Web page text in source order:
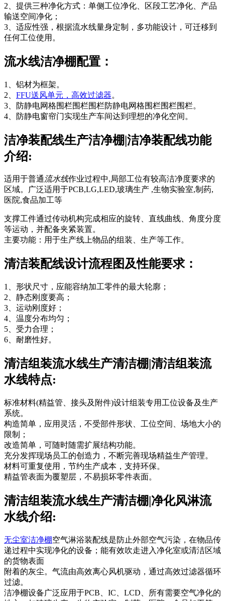
2、提供三种净化方式：单侧工位净化、区段工艺净化、产品
输送空间净化；
3、适应性强，根据流水线量身定制，多功能设计，可迁移到
任何工位使用。
流水线洁净棚配置：
1、铝材为框架。
2、 FFU送风单元， 高效过滤器。
3、防静电网格围栏围栏围栏防静电网格围栏围栏围栏。
4、防静电窗帘门实现生产车间达到理想的净化空间。
洁净装配线生产洁净棚|洁净装配线功能
介绍:
适用于普通流水线作业过程中,局部工位有较高洁净度要求的
区域。广泛适用于PCB,LG,LED,玻璃生产 ,生物实验室,制药,
医院,食品加工等
支撑工件通过传动机构完成相应的旋转、直线曲线、角度分度
等运动，并配备夹紧装置。
主要功能：用于生产线上物品的组装、生产等工作。
清洁装配线设计流程图及性能要求：
1、形状尺寸，应能容纳加工零件的最大轮廓；
2、静态刚度要高；
3、运动刚度好；
4、温度分布均匀；
5、受力合理；
6、耐磨性好。
清洁组装流水线生产清洁棚|清洁组装流
水线特点:
标准材料(精益管、接头及附件)设计组装专用工位设备及生产
系统。
构造简单，应用灵活，不受部件形状、工位空间、场地大小的
限制；
改造简单，可随时随需扩展结构功能。
充分发挥现场员工的创造力，不断完善现场精益生产管理。
材料可重复使用，节约生产成本，支持环保。
精益管表面为覆塑层，不易损坏零件表面。
清洁组装流水线生产清洁棚|净化风淋流
水线介绍:
无尘室洁净棚空气淋浴装配线是防止外部空气污染，在物品传
递过程中实现净化的设备；能有效吹走进入净化室或清洁区域
的货物表面
附着的灰尘。气流由高效离心风机驱动，通过高效过滤器循环
过滤。
洁净棚设备广泛应用于PCB、IC、LCD、所有需要空气净化的